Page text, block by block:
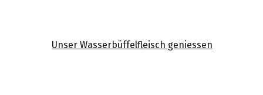
Unser Wasserbüffelfleisch geniessen